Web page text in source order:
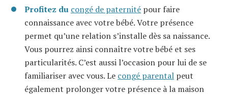
Profitez du congé de paternité pour faire
connaissance avec votre bébé. Votre présence
permet qu’une relation s’installe dès sa naissance.
Vous pourrez ainsi connaître votre bébé et ses
particularités. C’est aussi l’occasion pour lui de se
familiariser avec vous. Le congé parental peut
également prolonger votre présence à la maison